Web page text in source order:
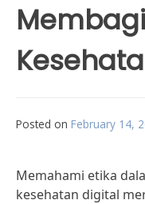
Posted on February 14,
Memahami etika
kesehatan digital